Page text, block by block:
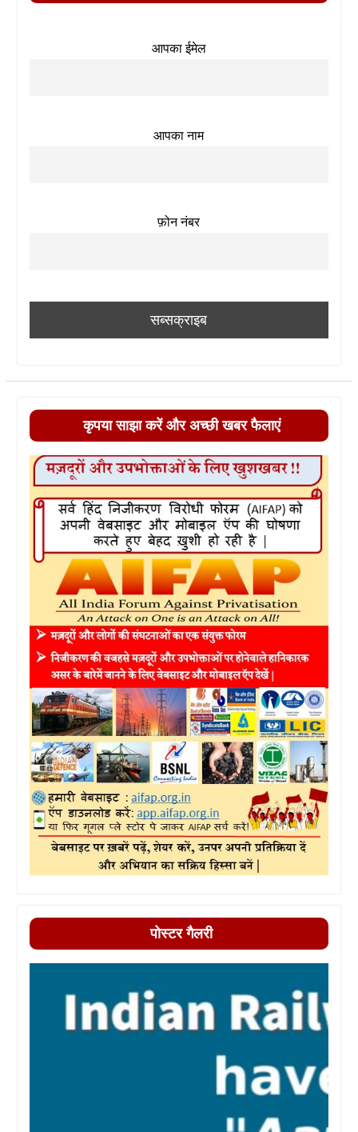
आपका ईमेल
आपका नाम
फ़ोन नंबर
कृपया साझा करें और अच्छी खबर फैलाएं
पोस्टर गैलरी